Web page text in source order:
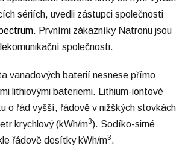
sériích, uvedli zástupci společnosti
. Prvními zákazníky Natronu jsou
společnosti.
vanadových baterií nesnese přímo
lithiovými bateriemi. Lithium-iontové
o řád vyšší, řádově v nižškých stovkách
krychlový (kWh/m3). Sodíko-sirné
řádově desítky kWh/m3.